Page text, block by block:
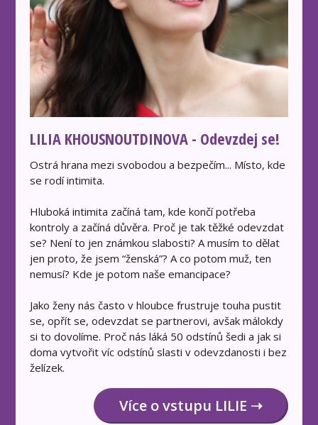
LILIA KHOUSNOUTDINOVA - Odevzdej se!
Ostrá hrana mezi svobodou a bezpečím... Místo, kde
se rodí intimita.
Hluboká intimita začíná tam, kde končí potřeba
kontroly a začíná důvěra. Proč je tak těžké odevzdat
se? Není to jen známkou slabosti? A musím to dělat
jen proto, že jsem “ženská”? A co potom muž, ten
nemusí? Kde je potom naše emancipace?
Jako ženy nás často v hloubce frustruje touha pustit
se, opřít se, odevzdat se partnerovi, avšak málokdy
si to dovolíme. Proč nás láká 50 odstínů šedi a jak si
doma vytvořit víc odstínů slasti v odevzdanosti i bez
želízek.
Více o vstupu LILIE ➝